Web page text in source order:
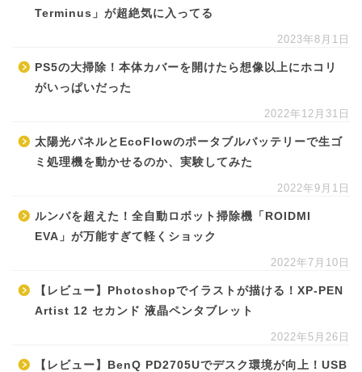
Terminus」が超絶気に入ってる
2023年8月1日
PS5の大掃除！本体カバーを開けたら想像以上にホコリ
がいっぱいだった
2022年12月31日
太陽光パネルとEcoFlowのポータブルバッテリーで生ゴ
ミ処理機を動かせるのか、実験してみた
2022年9月1日
ルンバを超えた！全自動ロボット掃除機「ROIDMI
EVA」が万能すぎて軽くショック
2022年7月10日
【レビュー】Photoshopでイラストが描ける！XP-PEN
Artist 12 セカンド 液晶ペンタブレット
2022年5月26日
【レビュー】BenQ PD2705Uでデスク環境が向上！USB